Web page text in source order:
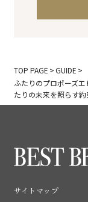
TOP PAGE
GUIDE
ふたりのプロポーズ
たりの未来を照らす約
サイトマップ